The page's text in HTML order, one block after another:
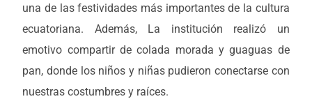
una de las festividades más importantes de la cultura
ecuatoriana. Además, La institución realizó un
emotivo compartir de colada morada y guaguas de
pan, donde los niños y niñas pudieron conectarse con
nuestras costumbres y raíces.